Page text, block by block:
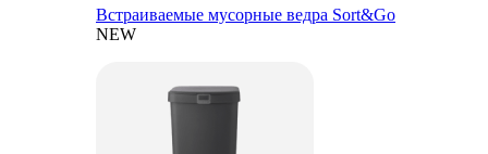
Встраиваемые мусорные ведра Sort&Go
NEW